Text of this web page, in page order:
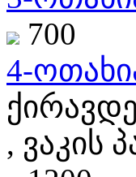
700
4-
, ვაკის